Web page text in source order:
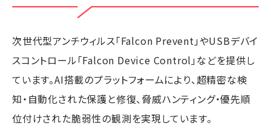
次世代型アンチウィルス「Falcon Prevent」やUSBデバイ
スコントロール「Falcon Device Control」などを提供し
ています。AI搭載のプラットフォームにより、超精密な検
知・自動化された保護と修復、脅威ハンティング・優先順
位付けされた脆弱性の観測を実現しています。